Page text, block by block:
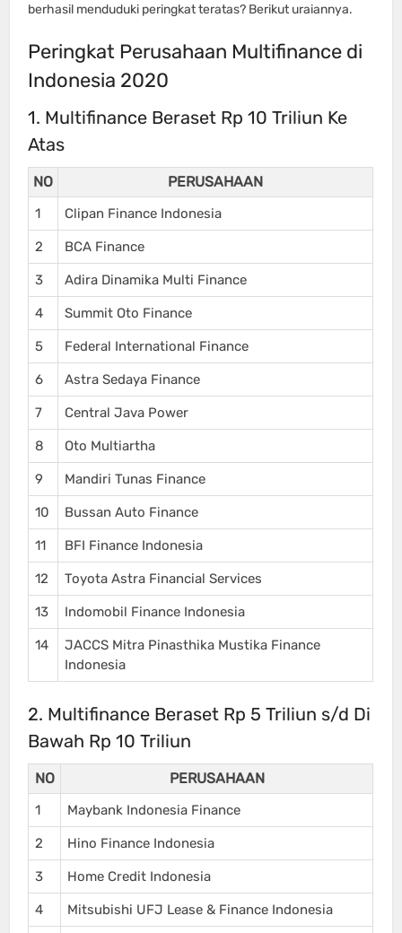
berhasil menduduki peringkat teratas? Berikut uraiannya.
Peringkat Perusahaan Multifinance di
Indonesia 2020
1. Multifinance Beraset Rp 10 Triliun Ke
Atas
NO PERUSAHAAN
1 Clipan Finance Indonesia
2 BCA Finance
3 Adira Dinamika Multi Finance
4 Summit Oto Finance
5 Federal International Finance
6 Astra Sedaya Finance
7 Central Java Power
8 Oto Multiartha
9 Mandiri Tunas Finance
10 Bussan Auto Finance
11 BFI Finance Indonesia
12 Toyota Astra Financial Services
13 Indomobil Finance Indonesia
14
JACCS Mitra Pinasthika Mustika Finance
Indonesia
2. Multifinance Beraset Rp 5 Triliun s/d Di
Bawah Rp 10 Triliun
NO PERUSAHAAN
1 Maybank Indonesia Finance
2 Hino Finance Indonesia
3 Home Credit Indonesia
4 Mitsubishi UFJ Lease & Finance Indonesia